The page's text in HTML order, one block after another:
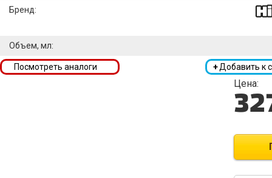
Бренд:
Объем, мл:
+Добавить к
Посмотреть аналоги
Цена: